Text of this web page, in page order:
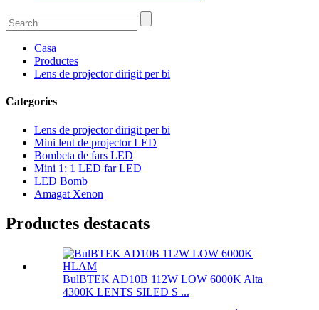
Casa
Productes
Lens de projector dirigit per bi
Categories
Lens de projector dirigit per bi
Mini lent de projector LED
Bombeta de fars LED
Mini 1: 1 LED far LED
LED Bomb
Amagat Xenon
Productes destacats
BulBTEK AD10B 112W LOW 6000K Alta
4300K ​​LENTS SILED S ...